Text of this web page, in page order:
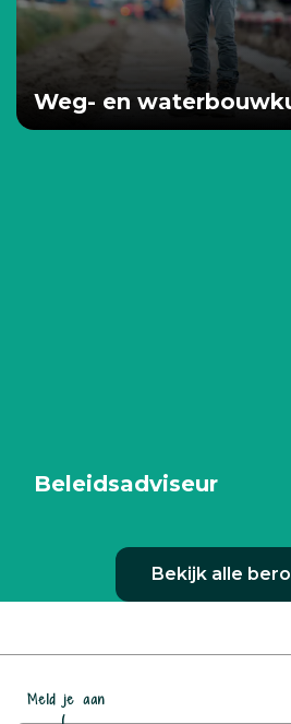
Weg- en
Beleidsadviseur
Bekijk alle
Meld je aan